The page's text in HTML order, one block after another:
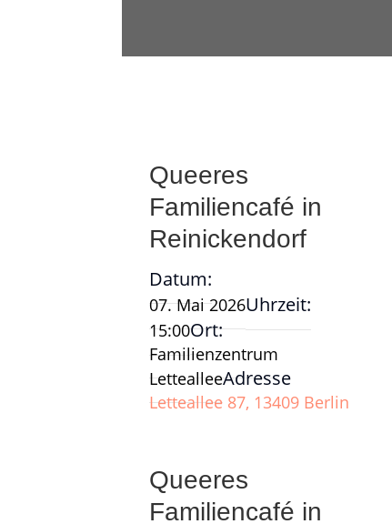
Queeres
Familiencafé in
Reinickendorf
Datum:
07. Mai 2026Uhrzeit:
15:00Ort:
Familienzentrum
LettealleeAdresse
Letteallee 87, 13409 Berlin
Queeres
Familiencafé in